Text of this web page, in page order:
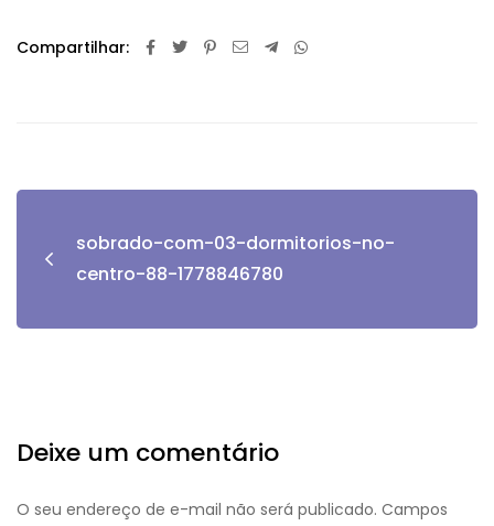
Compartilhar:
sobrado-com-03-dormitorios-no-
centro-88-1778846780
Deixe um comentário
O seu endereço de e-mail não será publicado. Campos